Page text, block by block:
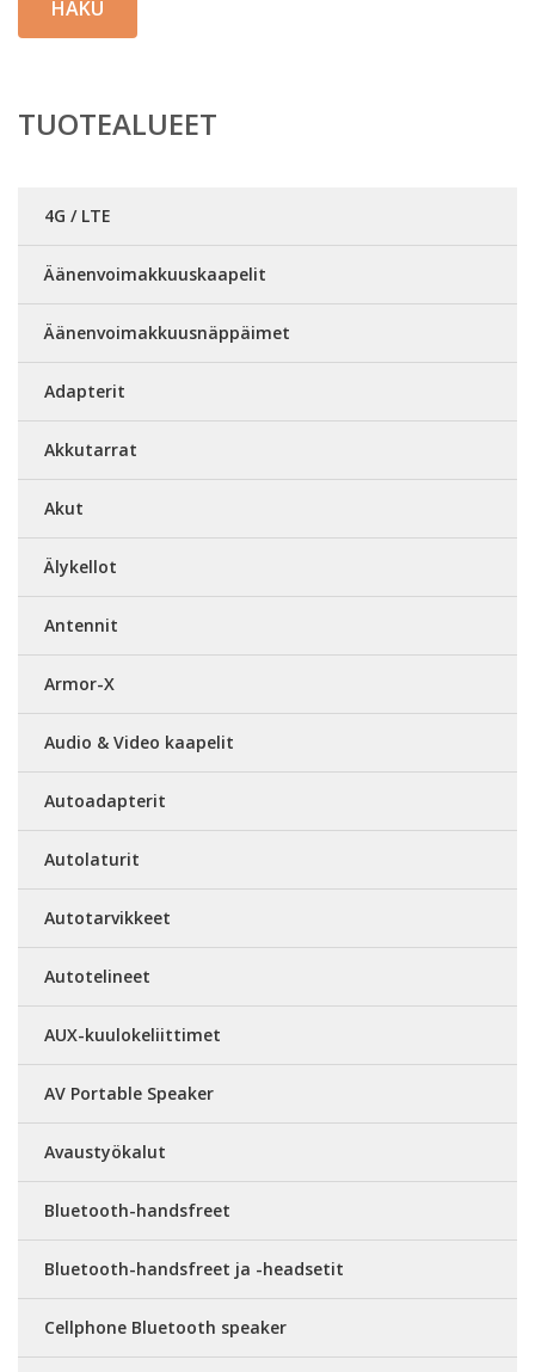
HAKU
TUOTEALUEET
4G / LTE
Äänenvoimakkuuskaapelit
Äänenvoimakkuusnäppäimet
Adapterit
Akkutarrat
Akut
Älykellot
Antennit
Armor-X
Audio & Video kaapelit
Autoadapterit
Autolaturit
Autotarvikkeet
Autotelineet
AUX-kuulokeliittimet
AV Portable Speaker
Avaustyökalut
Bluetooth-handsfreet
Bluetooth-handsfreet ja -headsetit
Cellphone Bluetooth speaker